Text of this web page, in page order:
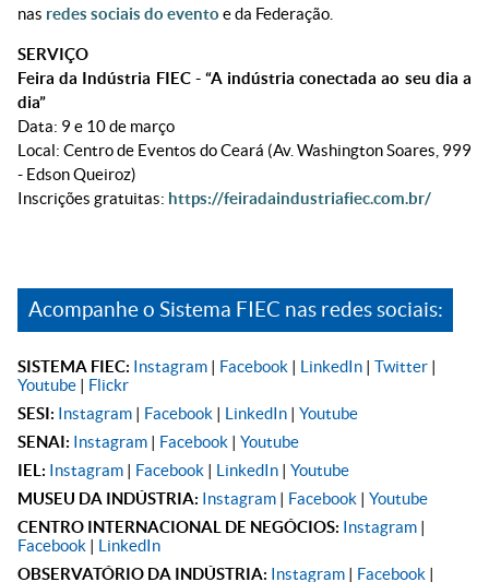
nas redes sociais do evento e da Federação.
SERVIÇO
Feira da Indústria FIEC - “A indústria conectada ao seu dia a
dia”
Data: 9 e 10 de março
Local: Centro de Eventos do Ceará (Av. Washington Soares, 999
- Edson Queiroz)
Inscrições gratuitas: https://feiradaindustriafiec.com.br/
Acompanhe o Sistema FIEC nas redes sociais:
SISTEMA FIEC: Instagram | Facebook | LinkedIn | Twitter |
Youtube | Flickr
SESI: Instagram | Facebook | LinkedIn | Youtube
SENAI: Instagram | Facebook | Youtube
IEL: Instagram | Facebook | LinkedIn | Youtube
MUSEU DA INDÚSTRIA: Instagram | Facebook | Youtube
CENTRO INTERNACIONAL DE NEGÓCIOS: Instagram |
Facebook | LinkedIn
OBSERVATÓRIO DA INDÚSTRIA: Instagram | Facebook |